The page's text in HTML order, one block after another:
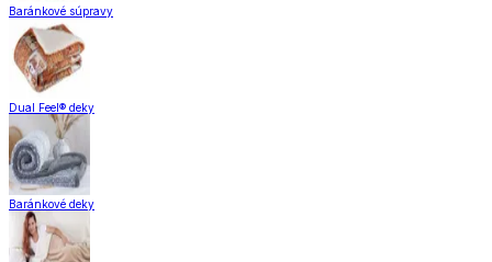
Baránkové súpravy
Dual Feel® deky
Baránkové deky